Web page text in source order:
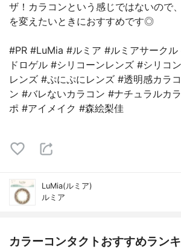
ザ！カラコンという感じではないので
を変えたいときにおすすめです◎
#PR #LuMia #ルミア #ルミアサークル
ドロゲル #シリコーンレンズ #シリコ
レンズ #ぷにぷにレンズ #透明感カラ
ン #バレないカラコン #ナチュラルカ
ポ #アイメイク #森絵梨佳
LuMia(ルミア)
ルミア
カラーコンタクトおすすめラン